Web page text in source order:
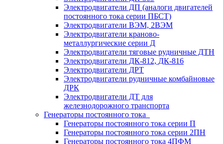
Электродвигатели ДП (аналоги двигателей
постоянного тока серии ПБСТ)
Электродвигатели ВЭМ, 2ВЭМ
Электродвигатели краново-
металлургические серии Д
Электродвигатели тяговые рудничные ДТН
Электродвигатели ДК-812, ДК-816
Электродвигатели ДРТ
Электродвигатели рудничные комбайновые
ДРК
Электродвигатели ДТ для
железнодорожного транспорта
Генераторы постоянного тока
Генераторы постоянного тока серии П
Генераторы постоянного тока серии 2ПН
Генераторы постоянного тока 4ПФМ